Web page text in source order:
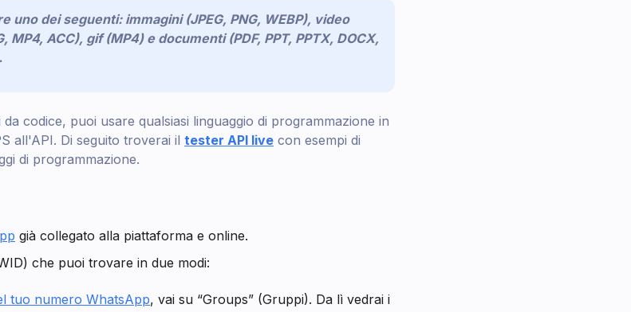
uno dei seguenti: immagini (JPEG, PNG, WEBP), video
MP4, ACC), gif (MP4) e documenti (PDF, PPT, PPTX, DOCX,
codice, puoi usare qualsiasi linguaggio di programmazione in
all'API. Di seguito troverai il tester API live con esempi di
di programmazione.
già collegato alla piattaforma e online.
che puoi trovare in due modi:
tuo numero WhatsApp, vai su “Groups” (Gruppi). Da lì vedrai i